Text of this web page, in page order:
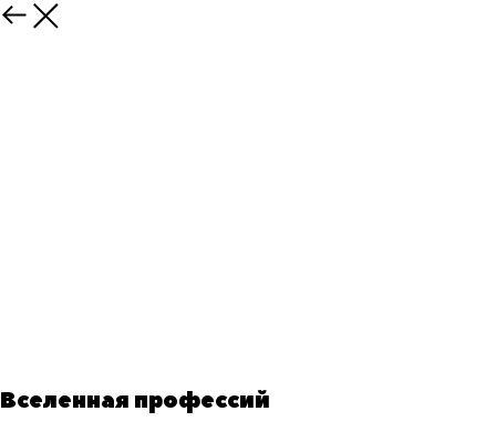
Вселенная профессий